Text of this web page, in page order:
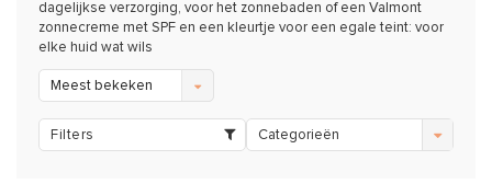
dagelijkse verzorging, voor het zonnebaden of een Valmont
zonnecreme met SPF en een kleurtje voor een egale teint: voor
elke huid wat wils
Meest bekeken
Filters Categorieën